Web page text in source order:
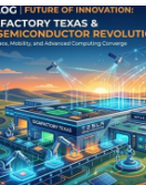
exactement ce
en sécurité
ont mis en
lors de la
Def Con à
Leur scan […]